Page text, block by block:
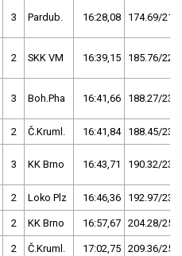
3 Pardub. 16:28,08 174.69/21,5
2 SKK VM 16:39,15 185.76/22,8
3 Boh.Pha 16:41,66 188.27/23,1
2 Č.Kruml. 16:41,84 188.45/23,2
3 KK Brno 16:43,71 190.32/23,4
2 Loko Plz 16:46,36 192.97/23,7
2 KK Brno 16:57,67 204.28/25,1
2 Č.Kruml. 17:02,75 209.36/25,7